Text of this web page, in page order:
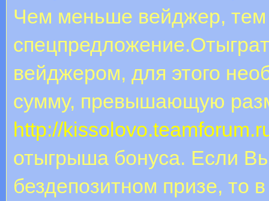
Чем меньше вейджер, тем
вeйджepом, для этого
cумму, превышающую
http://
отыгрыша бонуса. Если
бездепозитном призе, то